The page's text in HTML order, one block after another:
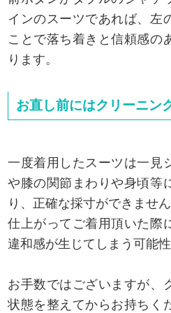
インのスーツであれば、左
ことで落ち着きと信頼感の
ります。
お直し前にはクリーニン
一度着用したスーツは一見
や膝の関節まわりや身頃等
り、正確な採寸ができません
仕上がってご着用頂いた際
違和感が生じてしまう可能性
お手数ではございますが、
状態を整えてからお持ちく